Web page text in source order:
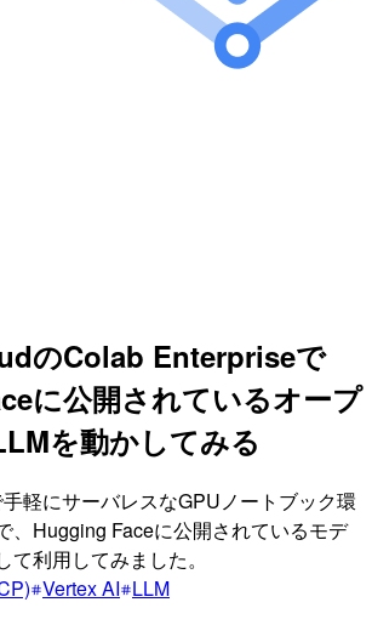
のColab Enterpriseで
に公開されているオープ
を動かしてみる
軽にサーバレスなGPUノートブック環
、Hugging Faceに公開されているモデ
利用してみました。
Vertex AI LLM